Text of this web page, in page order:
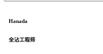
Hanada
全沾工程师